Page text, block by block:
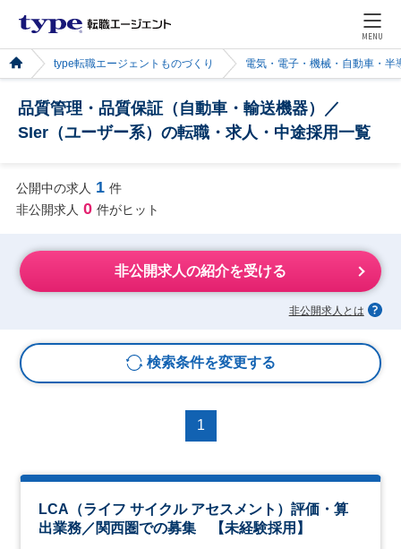
MENU
type転職エージェントものづくり 電気・電子・機械・自動車・半
品質管理・品質保証（自動車・輸送機器）／
SIer（ユーザー系）の転職・求人・中途採用一覧
公開中の求人 1 件
非公開求人 0 件がヒット
非公開求人の紹介を受ける
非公開求人とは
検索条件を変更する
1
LCA（ライフ サイクル アセスメント）評価・算
出業務／関西圏での募集 【未経験採用】